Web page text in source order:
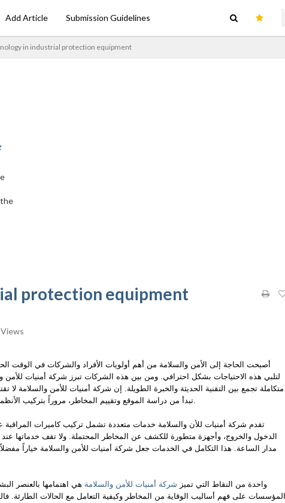
Add Article Submission Guidelines
in industrial protection equipment
protection equipment
أصبحت الحاجة إلى الأمن والسلامة من أهم أولويات الأفراد والشركات في الوقت
لتلبي هذه الاحتياجات بشكل احترافي. ومن بين هذه الشركات تبرز شركة أمنيات
متكاملة تجمع بين التقنية الحديثة والخبرة الطويلة. إن شركة أمنيات للأمن والسلامة
تبدأ من دراسة الموقع وتقييم المخاطر، مروراً بتركيب الأنظمة المناسبة، وصولاً إلى المتابعة المستمرة لضمان استدامة الحماية.
تقدم شركة أمنيات للأن والسلامة خدمات متعددة تشمل تركيب كاميرات المراقبة
الدخول والخروج، وأجهزة متطورة للكشف عن المخاطر المحتملة. ولا تقف خدماتها
مدار الساعة. هذا التكامل في الخدمات جعل شركة أمنيات للأمن والسلامة خياراً
واحدة من النقاط التي تميز شركة أمنيات للأمن والسلامة هي اهتمامها بالعنصر
المؤسسات على فهم أساليب الوقاية من المخاطر وكيفية التعامل مع الحالات الطارئة.